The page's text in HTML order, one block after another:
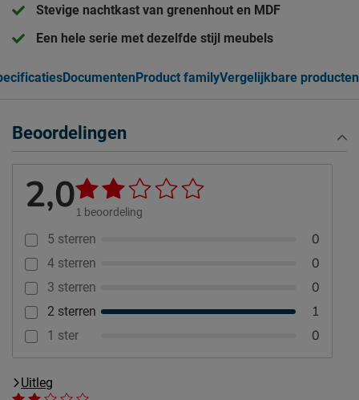
Stevige nachtkast van grenenhout en MDF
Een hele serie met dezelfde stijl meubels
Documenten Product familyVergelijkbare producten
Beoordelingen
2,01 beoordeling
5 sterren 0
4 sterren 0
3 sterren 0
2 sterren 1
1 ster 0
Uitleg